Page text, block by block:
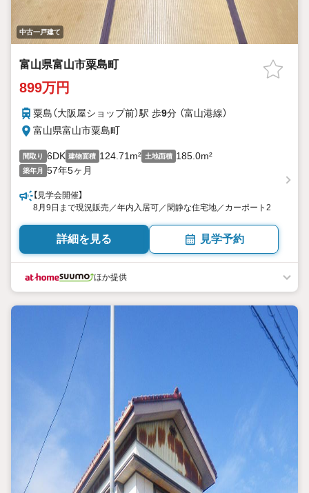
中古一戸建て
富山県富山市粟島町
899万円
粟島（大阪屋ショップ前）駅 歩9分 （富山港線）
富山県富山市粟島町
間取り 6DK 建物面積 124.71m² 土地面積 185.0m²
築年月 57年5ヶ月
【見学会開催】
8月9日まで現況販売／年内入居可／閑静な住宅地／カーポート2
詳細を見る 見学予約
ほか提供